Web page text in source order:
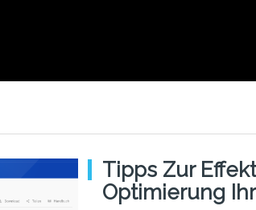
Tipps Zur
Optimierung